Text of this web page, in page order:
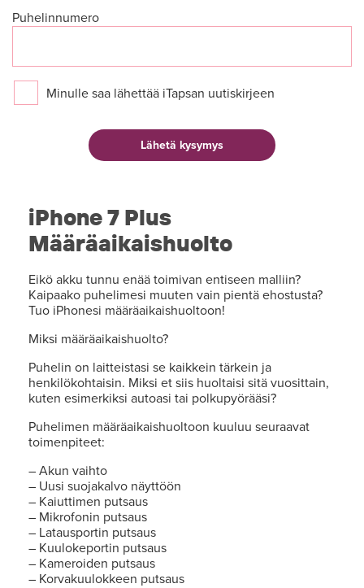
Puhelinnumero
Minulle saa lähettää iTapsan uutiskirjeen
iPhone 7 Plus
Määräaikaishuolto
Eikö akku tunnu enää toimivan entiseen malliin?
Kaipaako puhelimesi muuten vain pientä ehostusta?
Tuo iPhonesi määräaikaishuoltoon!
Miksi määräaikaishuolto?
Puhelin on laitteistasi se kaikkein tärkein ja
henkilökohtaisin. Miksi et siis huoltaisi sitä vuosittain,
kuten esimerkiksi autoasi tai polkupyörääsi?
Puhelimen määräaikaishuoltoon kuuluu seuraavat
toimenpiteet:
– Akun vaihto
– Uusi suojakalvo näyttöön
– Kaiuttimen putsaus
– Mikrofonin putsaus
– Latausportin putsaus
– Kuulokeportin putsaus
– Kameroiden putsaus
– Korvakuulokkeen putsaus